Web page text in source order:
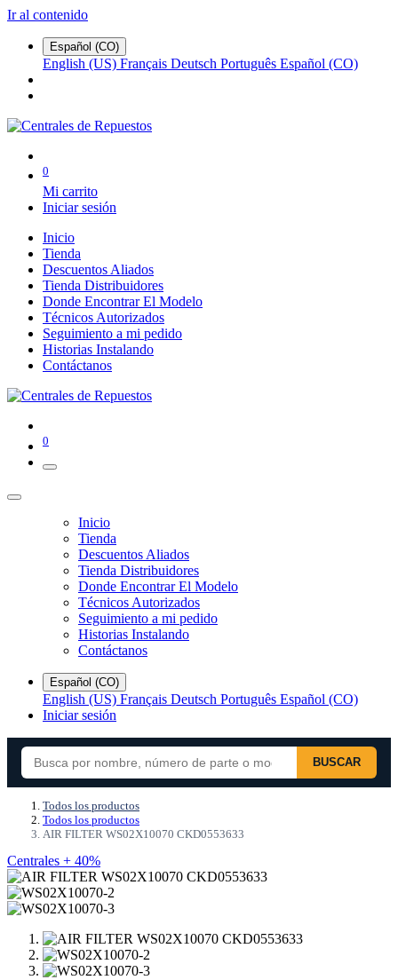
Ir al contenido
Español (CO)
English (US) Français Deutsch Português Español (CO)
0
Mi carrito
Iniciar sesión
Inicio
Tienda
Descuentos Aliados
Tienda Distribuidores
Donde Encontrar El Modelo
Técnicos Autorizados
Seguimiento a mi pedido
Historias Instalando
Contáctanos
0
Inicio
Tienda
Descuentos Aliados
Tienda Distribuidores
Donde Encontrar El Modelo
Técnicos Autorizados
Seguimiento a mi pedido
Historias Instalando
Contáctanos
Español (CO)
English (US) Français Deutsch Português Español (CO)
Iniciar sesión
BUSCAR
Todos los productos
Todos los productos
AIR FILTER WS02X10070 CKD0553633
Centrales + 40%